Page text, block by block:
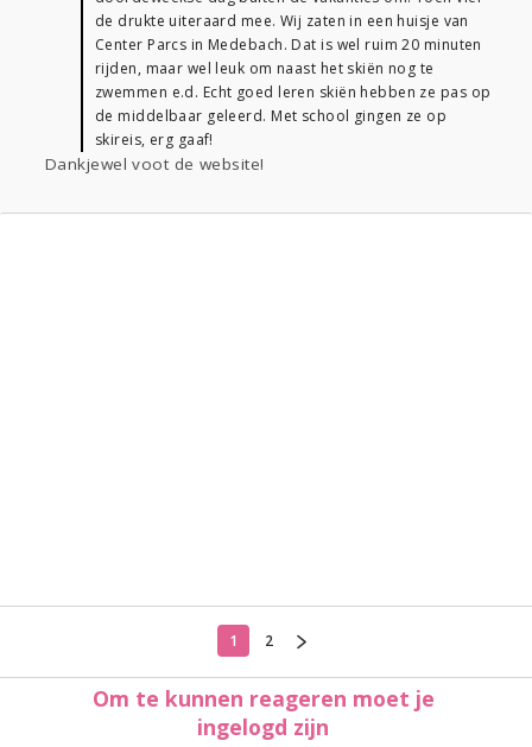
de drukte uiteraard mee. Wij zaten in een huisje van
Center Parcs in Medebach. Dat is wel ruim 20 minuten
rijden, maar wel leuk om naast het skiën nog te
zwemmen e.d. Echt goed leren skiën hebben ze pas op
de middelbaar geleerd. Met school gingen ze op
skireis, erg gaaf!
Dankjewel voot de website!
1 2
Om te kunnen reageren moet je
ingelogd zijn